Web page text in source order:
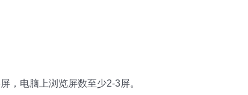
，电脑上浏览屏数至少2-3屏。